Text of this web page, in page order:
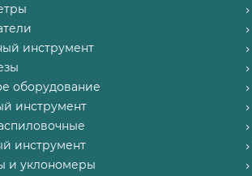
инструмент
оборудование
инструмент
инструмент
и уклономеры